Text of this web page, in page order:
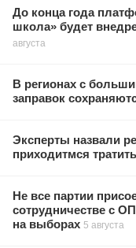
До конца года
школа» будет
августа
В регионах с
заправок
Эксперты назвали
приходитмся
Не все партии
сотрудничестве с
на выборах 5 августа